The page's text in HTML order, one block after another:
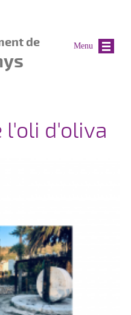
de
l'oli d'oliva
Menu